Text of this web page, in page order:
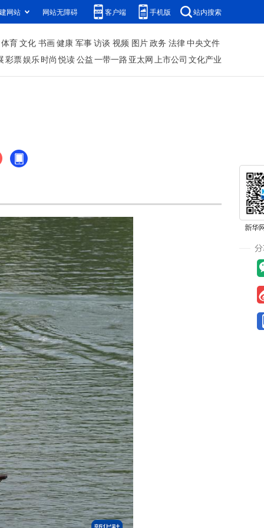
网站 网站无障碍 客户端 手机版 站内搜索
体育文化 书画健康 军事访谈 视频 图片政务 法律中央文件
彩票娱乐时尚 悦读公益一带一路 亚太网上市公司 文化产业